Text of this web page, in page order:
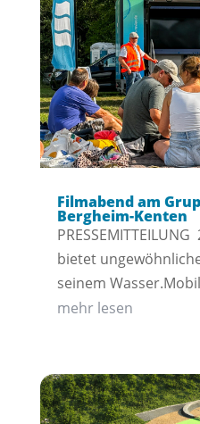
Filmabend am
Bergheim-Kenten
bietet
seinem
mehr lesen